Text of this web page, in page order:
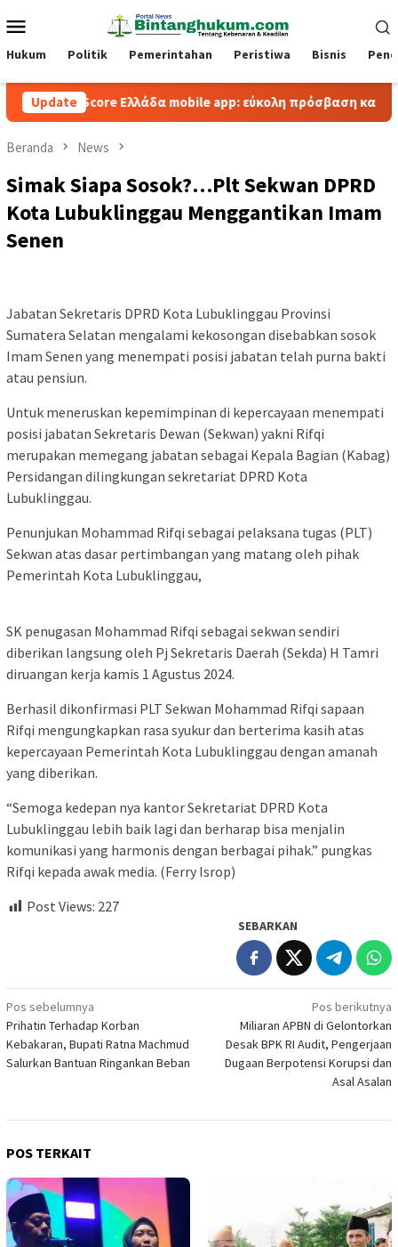
ke
kontenMobile
Hukum Politik Pemerintahan Peristiwa Bisnis
Update
BetScore Ελλάδα mobile app: εύκολη πρόσβαση και παιχνίδι
Beranda News
Simak Siapa Sosok?…Plt Sekwan DPRD
Kota Lubuklinggau Menggantikan Imam
Senen
Jabatan Sekretaris DPRD Kota Lubuklinggau Provinsi
Sumatera Selatan mengalami kekosongan disebabkan sosok
Imam Senen yang menempati posisi jabatan telah purna bakti
atau pensiun.
Untuk meneruskan kepemimpinan di kepercayaan menempati
posisi jabatan Sekretaris Dewan (Sekwan) yakni Rifqi
merupakan memegang jabatan sebagai Kepala Bagian (Kabag)
Persidangan dilingkungan sekretariat DPRD Kota
Lubuklinggau.
Penunjukan Mohammad Rifqi sebagai pelaksana tugas (PLT)
Sekwan atas dasar pertimbangan yang matang oleh pihak
Pemerintah Kota Lubuklinggau,
SK penugasan Mohammad Rifqi sebagai sekwan sendiri
diberikan langsung oleh Pj Sekretaris Daerah (Sekda) H Tamri
diruangan kerja kamis 1 Agustus 2024.
Berhasil dikonfirmasi PLT Sekwan Mohammad Rifqi sapaan
Rifqi mengungkapkan rasa syukur dan berterima kasih atas
kepercayaan Pemerintah Kota Lubuklinggau dengan amanah
yang diberikan.
“Semoga kedepan nya kantor Sekretariat DPRD Kota
Lubuklinggau lebih baik lagi dan berharap bisa menjalin
komunikasi yang harmonis dengan berbagai pihak.” pungkas
Rifqi kepada awak media. (Ferry Isrop)
Post Views: 227
SEBARKAN
Navigasi
pos
Pos sebelumnya
Prihatin Terhadap Korban
Kebakaran, Bupati Ratna Machmud
Salurkan Bantuan Ringankan Beban
Pos berikutnya
Miliaran APBN di Gelontorkan
Desak BPK RI Audit, Pengerjaan
Dugaan Berpotensi Korupsi dan
Asal Asalan
POS TERKAIT